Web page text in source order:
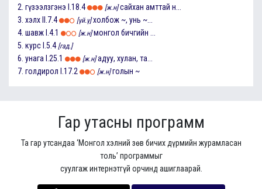
2. гүзээлзгэнэ I.18.4 [ж.н] сайхан амттай н...
3. хэлх II.7.4 [үй.ү] холбож ~, унь ~...
4. шавж I.4.1 [ж.н] монгол бичгийн ...
5. курс I.5.4 [гад.]
6. унага I.25.1 [ж.н] адуу, хулан, та...
7. голдирол I.17.2 [ж.н] голын ~
Гар утасны программ
Та гар утсандаа ‘Монгол хэлний зөв бичих дүрмийн журамласан
толь’ программыг
суулгаж интернэтгүй орчинд ашиглаарай.